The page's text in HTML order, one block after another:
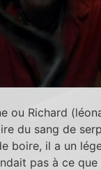
ou Richard
du sang de
boire, il a un
pas à ce que